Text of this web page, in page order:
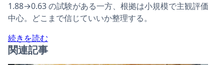
1.88→0.63 の試験がある一方、根拠は小規模で主観評価
中心。どこまで信じていいか整理する。
続きを読む
関連記事